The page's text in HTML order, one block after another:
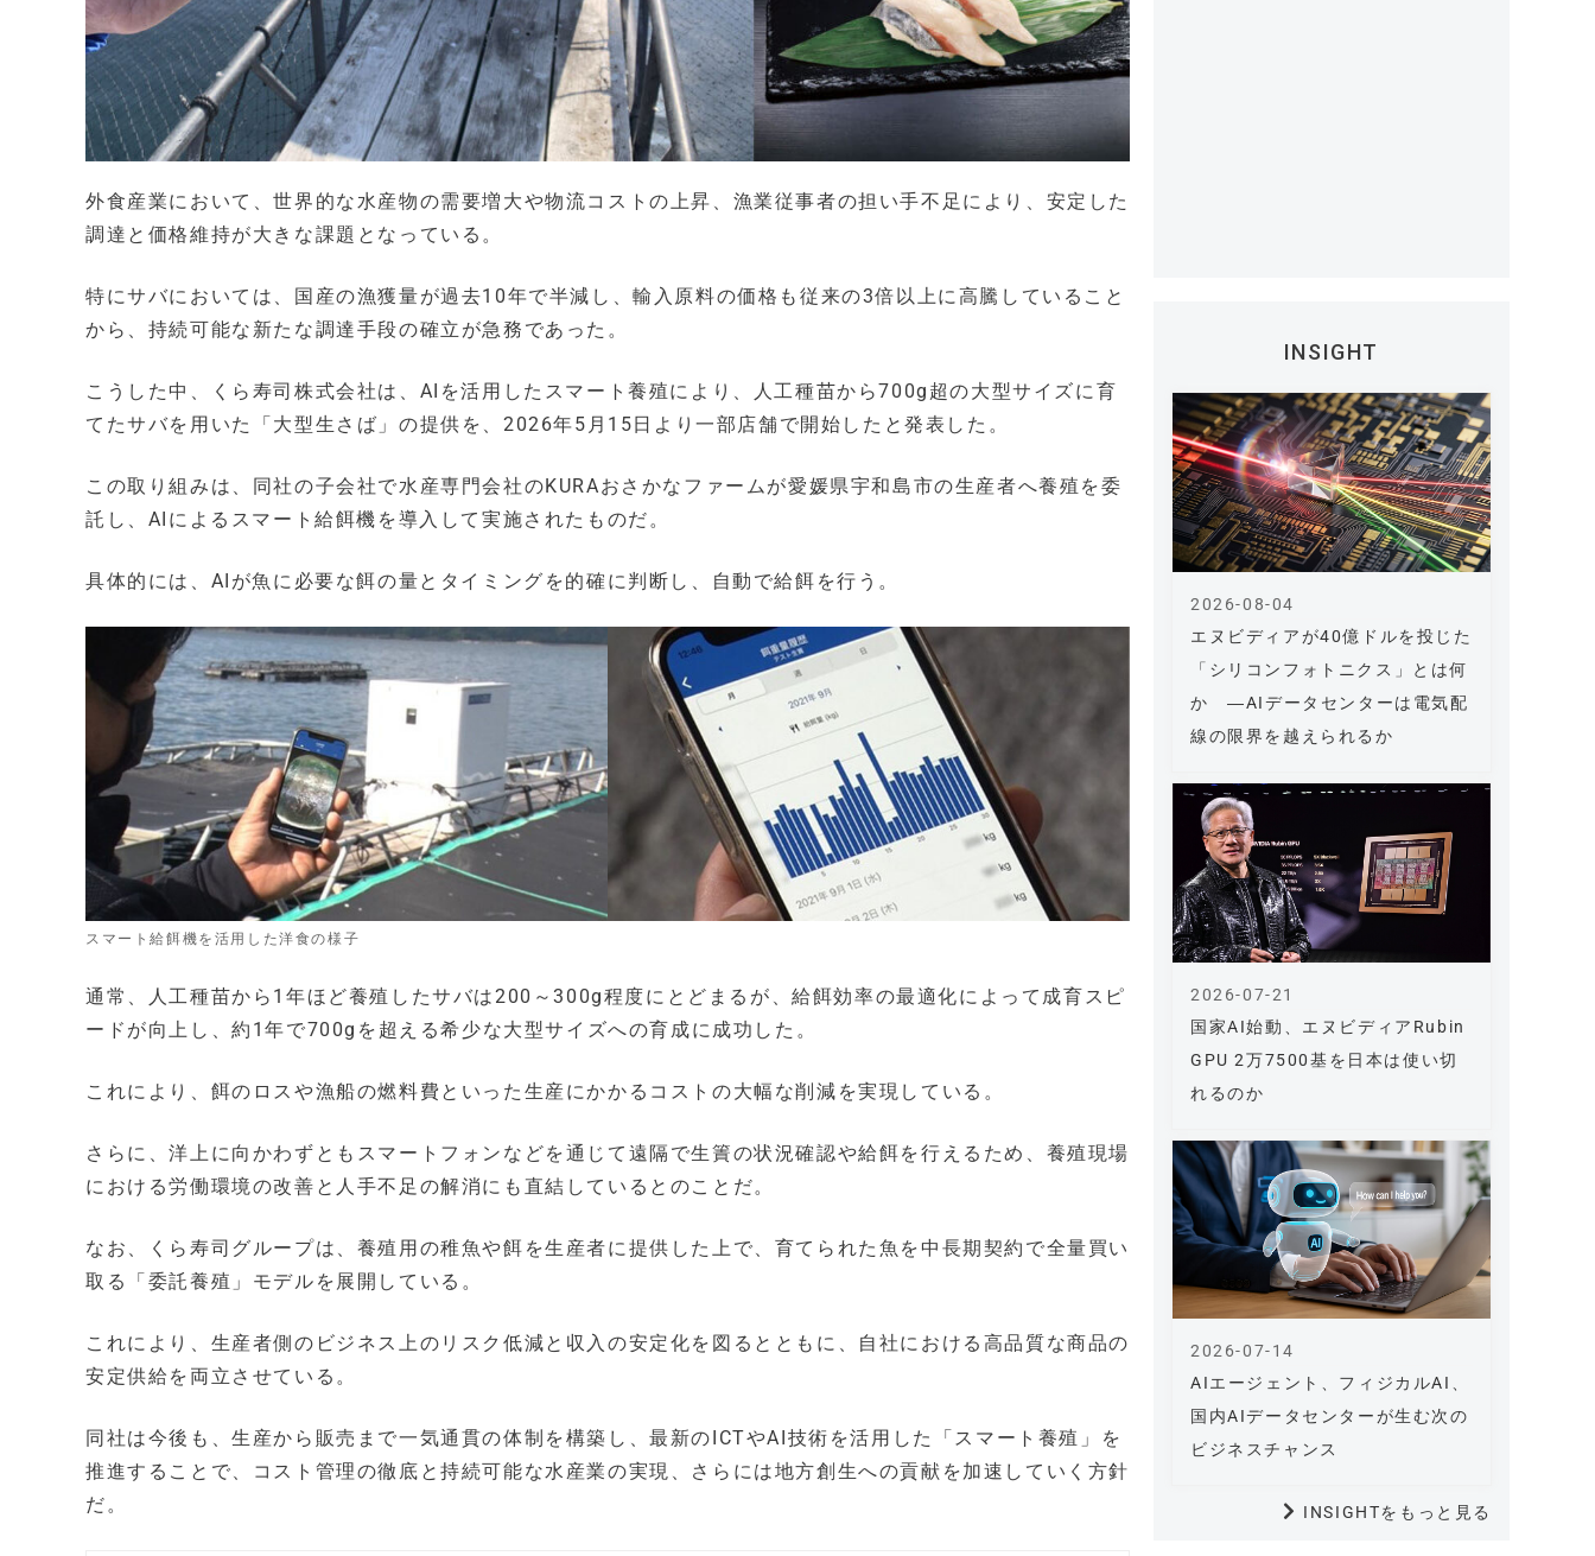
外食産業において、世界的な水産物の需要増大や物流コストの上昇、漁業従事者の担い手不足により、安定した
調達と価格維持が大きな課題となっている。
特にサバにおいては、国産の漁獲量が過去10年で半減し、輸入原料の価格も従来の3倍以上に高騰していること
から、持続可能な新たな調達手段の確立が急務であった。
こうした中、くら寿司株式会社は、AIを活用したスマート養殖により、人工種苗から700g超の大型サイズに育
てたサバを用いた「大型生さば」の提供を、2026年5月15日より一部店舗で開始したと発表した。
この取り組みは、同社の子会社で水産専門会社のKURAおさかなファームが愛媛県宇和島市の生産者へ養殖を委
託し、AIによるスマート給餌機を導入して実施されたものだ。
具体的には、AIが魚に必要な餌の量とタイミングを的確に判断し、自動で給餌を行う。
スマート給餌機を活用した洋食の様子
通常、人工種苗から1年ほど養殖したサバは200～300g程度にとどまるが、給餌効率の最適化によって成育スピ
ードが向上し、約1年で700gを超える希少な大型サイズへの育成に成功した。
これにより、餌のロスや漁船の燃料費といった生産にかかるコストの大幅な削減を実現している。
さらに、洋上に向かわずともスマートフォンなどを通じて遠隔で生簀の状況確認や給餌を行えるため、養殖現場
における労働環境の改善と人手不足の解消にも直結しているとのことだ。
なお、くら寿司グループは、養殖用の稚魚や餌を生産者に提供した上で、育てられた魚を中長期契約で全量買い
取る「委託養殖」モデルを展開している。
これにより、生産者側のビジネス上のリスク低減と収入の安定化を図るとともに、自社における高品質な商品の
安定供給を両立させている。
同社は今後も、生産から販売まで一気通貫の体制を構築し、最新のICTやAI技術を活用した「スマート養殖」を
推進することで、コスト管理の徹底と持続可能な水産業の実現、さらには地方創生への貢献を加速していく方針
だ。
INSIGHT
エヌビディアが40億ドルを投じた
「シリコンフォトニクス」とは何
か ―AIデータセンターは電気配
線の限界を越えられるか
2026-08-04
国家AI始動、エヌビディアRubin
GPU 2万7500基を日本は使い切
れるのか
2026-07-21
AIエージェント、フィジカルAI、
国内AIデータセンターが生む次の
ビジネスチャンス
2026-07-14
INSIGHTをもっと見る